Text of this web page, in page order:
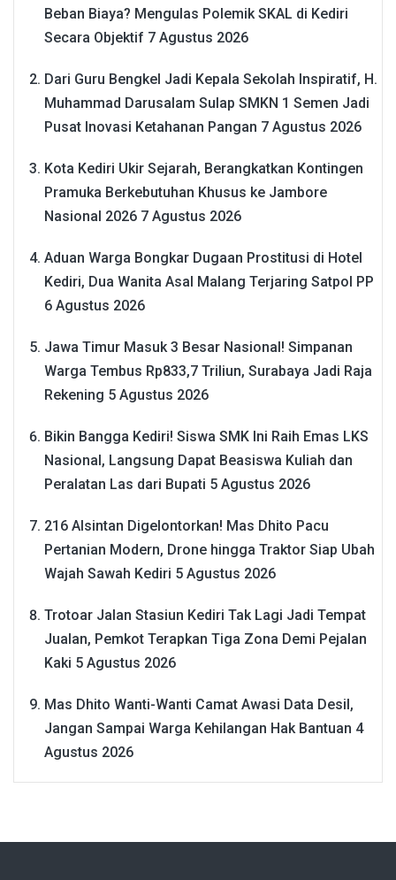
Beban Biaya? Mengulas Polemik SKAL di Kediri
Secara Objektif 7 Agustus 2026
Dari Guru Bengkel Jadi Kepala Sekolah Inspiratif, H.
Muhammad Darusalam Sulap SMKN 1 Semen Jadi
Pusat Inovasi Ketahanan Pangan 7 Agustus 2026
Kota Kediri Ukir Sejarah, Berangkatkan Kontingen
Pramuka Berkebutuhan Khusus ke Jambore
Nasional 2026 7 Agustus 2026
Aduan Warga Bongkar Dugaan Prostitusi di Hotel
Kediri, Dua Wanita Asal Malang Terjaring Satpol PP
6 Agustus 2026
Jawa Timur Masuk 3 Besar Nasional! Simpanan
Warga Tembus Rp833,7 Triliun, Surabaya Jadi Raja
Rekening 5 Agustus 2026
Bikin Bangga Kediri! Siswa SMK Ini Raih Emas LKS
Nasional, Langsung Dapat Beasiswa Kuliah dan
Peralatan Las dari Bupati 5 Agustus 2026
216 Alsintan Digelontorkan! Mas Dhito Pacu
Pertanian Modern, Drone hingga Traktor Siap Ubah
Wajah Sawah Kediri 5 Agustus 2026
Trotoar Jalan Stasiun Kediri Tak Lagi Jadi Tempat
Jualan, Pemkot Terapkan Tiga Zona Demi Pejalan
Kaki 5 Agustus 2026
Mas Dhito Wanti-Wanti Camat Awasi Data Desil,
Jangan Sampai Warga Kehilangan Hak Bantuan 4
Agustus 2026